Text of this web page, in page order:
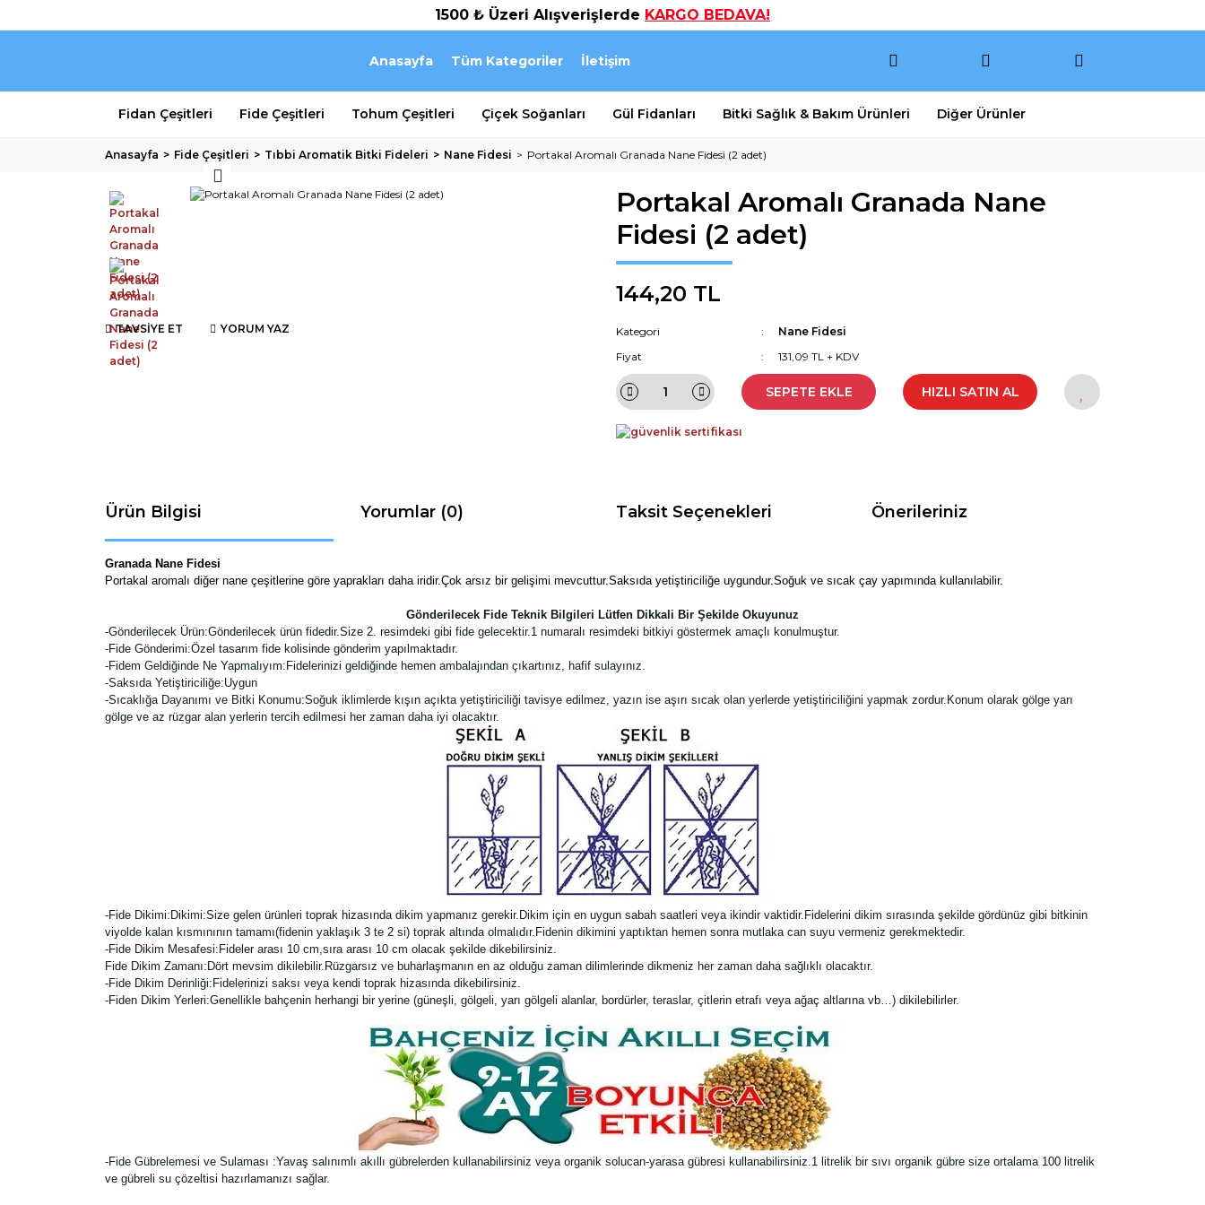
1500 ₺ Üzeri Alışverişlerde KARGO BEDAVA!
Anasayfa Tüm Kategoriler İletişim
Fidan Çeşitleri Fide Çeşitleri Tohum Çeşitleri Çiçek Soğanları Gül Fidanları Bitki Sağlık & Bakım Ürünleri Diğer Ürünler
Anasayfa Fide Çeşitleri Tıbbi Aromatik Bitki Fideleri Nane Fidesi Portakal Aromalı Granada Nane Fidesi (2 adet)
TAVSİYE ET YORUM YAZ
Portakal Aromalı Granada Nane
Fidesi (2 adet)
144,20 TL
Kategori
Nane Fidesi
Fiyat
131,09 TL + KDV
SEPETE EKLE HIZLI SATIN AL
Ürün Bilgisi Yorumlar (0) Taksit Seçenekleri Önerileriniz
Granada Nane Fidesi
Portakal aromalı diğer nane çeşitlerine göre yaprakları daha iridir.Çok arsız bir gelişimi mevcuttur.Saksıda yetiştiriciliğe uygundur.Soğuk ve sıcak çay yapımında kullanılabilir.
Gönderilecek Fide Teknik Bilgileri Lütfen Dikkali Bir Şekilde Okuyunuz
-Gönderilecek Ürün:Gönderilecek ürün fidedir.Size 2. resimdeki gibi fide gelecektir. 1 numaralı resimdeki bitkiyi göstermek amaçlı konulmuştur.
-Fide Gönderimi:Özel tasarım fide kolisinde gönderim yapılmaktadır.
-Fidem Geldiğinde Ne Yapmalıyım:Fidelerinizi geldiğinde hemen ambalajından çıkartınız, hafif sulayınız.
-Saksıda Yetiştiriciliğe:Uygun
-Sıcaklığa Dayanımı ve Bitki Konumu:Soğuk iklimlerde kışın açıkta yetiştiriciliği tavisye edilmez, yazın ise aşırı sıcak olan yerlerde yetiştiriciliğini yapmak zordur.Konum olarak gölge yarı
gölge ve az rüzgar alan yerlerin tercih edilmesi her zaman daha iyi olacaktır.
-Fide Dikimi: Dikimi:Size gelen ürünleri toprak hizasında dikim yapmanız gerekir.Dikim için en uygun sabah saatleri veya ikindir vaktidir.Fidelerini dikim sırasında şekilde gördünüz gibi bitkinin
viyolde kalan kısmınının tamamı(fidenin yaklaşık 3 te 2 si) toprak altında olmalıdır.Fidenin dikimini yaptıktan hemen sonra mutlaka can suyu vermeniz gerekmektedir.
-Fide Dikim Mesafesi:Fideler arası 10 cm,sıra arası 10 cm olacak şekilde dikebilirsiniz.
Fide Dikim Zamanı:Dört mevsim dikilebilir.Rüzgarsız ve buharlaşmanın en az olduğu zaman dilimlerinde dikmeniz her zaman daha sağlıklı olacaktır.
-Fide Dikim Derinliği:Fidelerinizi saksı veya kendi toprak hizasında dikebilirsiniz.
-Fiden Dikim Yerleri:Genellikle bahçenin herhangi bir yerine (güneşli, gölgeli, yarı gölgeli alanlar, bordürler, teraslar, çitlerin etrafı veya ağaç altlarına vb…) dikilebilirler.
-Fide Gübrelemesi ve Sulaması :Yavaş salınımlı akıllı gübrelerden kullanabilirsiniz veya organik solucan-yarasa gübresi kullanabilirsiniz.1 litrelik bir sıvı organik gübre size ortalama 100 litrelik
ve gübreli su çözeltisi hazırlamanızı sağlar.